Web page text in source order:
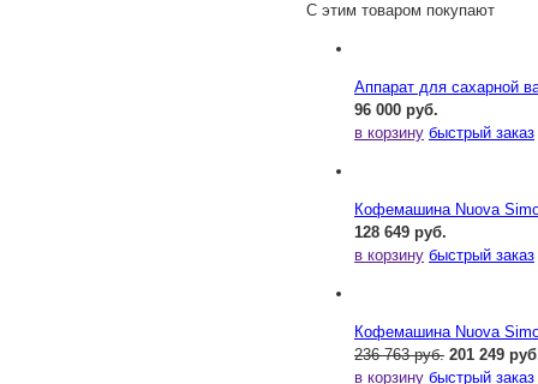
С этим товаром покупают
Аппарат для сахарной
96 000 руб.
в корзину быстрый заказ
Кофемашина Nuova
128 649 руб.
в корзину быстрый заказ
Кофемашина Nuova
236 763 руб. 201 249
в корзину быстрый заказ